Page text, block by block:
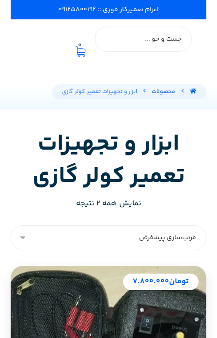
اعزام تعمیرکار فوری :: ۰۹۱۲۵۸۰۰۱۹۲
0
محصولات ابزار و تجهیزات تعمیر کولر گازی
ابزار و تجهیزات
تعمیر کولر گازی
نمایش همه 2 نتیجه
تومان۷.۸۰۰.۰۰۰